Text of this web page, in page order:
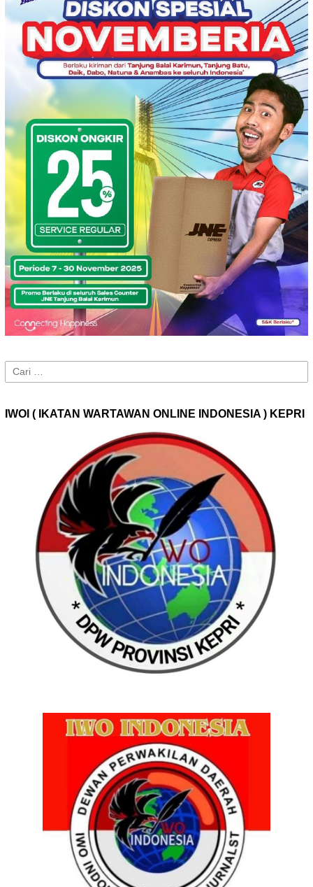
Cari
untuk:
IWOI ( IKATAN WARTAWAN ONLINE INDONESIA ) KEPRI